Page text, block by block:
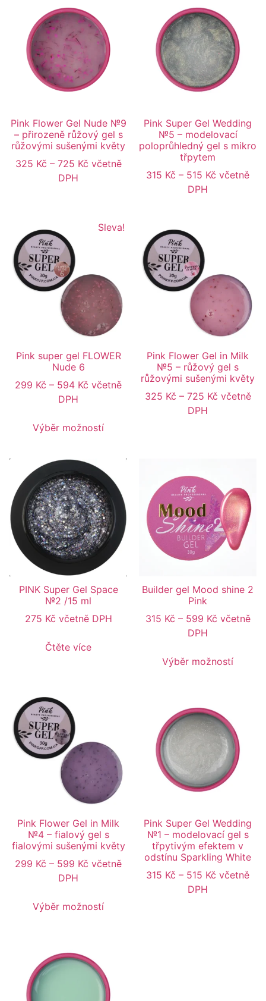
Pink Flower Gel Nude №9
– přirozeně růžový gel s
růžovými sušenými květy
325 Kč – 725 Kč včetně
DPH
Pink Super Gel Wedding
№5 – modelovací
poloprůhledný gel s mikro
třpytem
315 Kč – 515 Kč včetně
DPH
Sleva!
Pink super gel FLOWER
Nude 6
299 Kč – 594 Kč včetně
DPH
Výběr možností
Pink Flower Gel in Milk
№5 – růžový gel s
růžovými sušenými květy
325 Kč – 725 Kč včetně
DPH
PINK Super Gel Space
№2 /15 ml
275 Kč včetně DPH
Čtěte více
Builder gel Mood shine 2
Pink
315 Kč – 599 Kč včetně
DPH
Výběr možností
Pink Flower Gel in Milk
№4 – fialový gel s
fialovými sušenými květy
299 Kč – 599 Kč včetně
DPH
Výběr možností
Pink Super Gel Wedding
№1 – modelovací gel s
třpytivým efektem v
odstínu Sparkling White
315 Kč – 515 Kč včetně
DPH